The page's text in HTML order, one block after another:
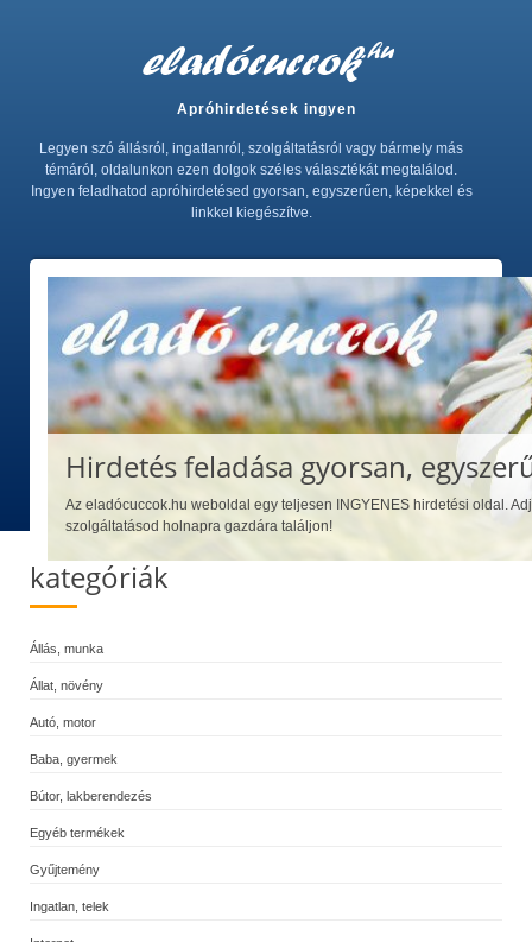
Apróhirdetések ingyen
Legyen szó állásról, ingatlanról, szolgáltatásról vagy bármely más
témáról, oldalunkon ezen dolgok széles választékát megtalálod.
Ingyen feladhatod apróhirdetésed gyorsan, egyszerűen, képekkel és
linkkel kiegészítve.
Hirdetés feladása gyorsan,
Az eladócuccok.hu weboldal egy teljesen INGYENES hirdetési oldal.
szolgáltatásod holnapra gazdára találjon!
kategóriák
Állás, munka
Állat, növény
Autó, motor
Baba, gyermek
Bútor, lakberendezés
Egyéb termékek
Gyűjtemény
Ingatlan, telek